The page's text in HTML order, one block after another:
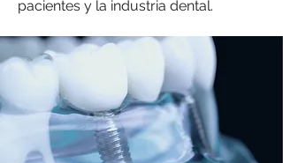
pacientes y la industria dental.